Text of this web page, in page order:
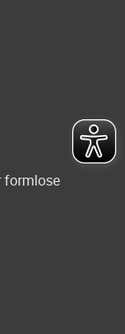
formlose